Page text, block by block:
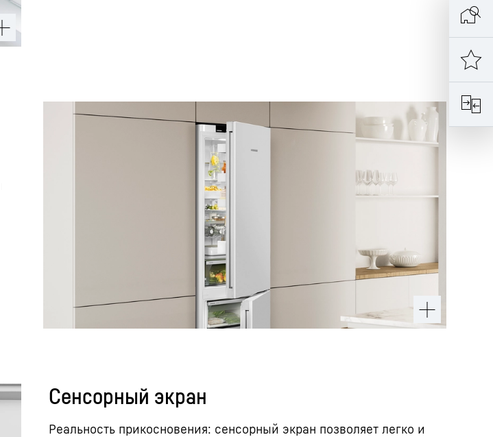
Сенсорный экран
Реальность прикосновения: сенсорный экран позволяет легко и